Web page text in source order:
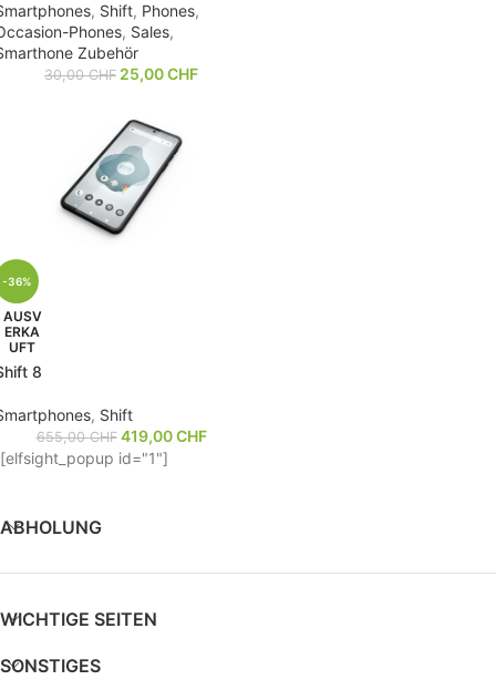
, Shift, Phones,
Phones, Sales,
Zubehör
30,00CHF 25,00CHF
-36%
AUSV
ERKA
UFT
8
, Shift
655,00CHF 419,00CHF
[elfsight_popup id="1"]
ABHOLUNG
WICHTIGE SEITEN
SONSTIGES